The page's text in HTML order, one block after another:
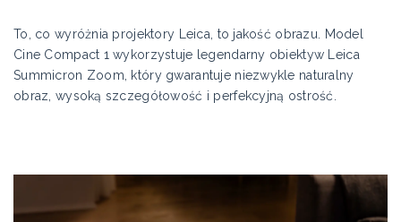
To, co wyróżnia projektory Leica, to jakość obrazu. Model
Cine Compact 1 wykorzystuje legendarny obiektyw Leica
Summicron Zoom, który gwarantuje niezwykle naturalny
obraz, wysoką szczegółowość i perfekcyjną ostrość.